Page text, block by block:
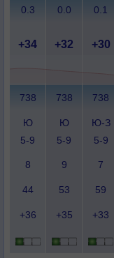
0.3 0.0 0.1
+34 +32 +30
738 738 738
Ю
5-9
Ю
5-9
Ю-З
5-9
8 9 7
44 53 59
+36 +35 +33